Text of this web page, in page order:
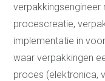
procescreatie,
implementatie in
waar verpakkingen
proces (elektronica,